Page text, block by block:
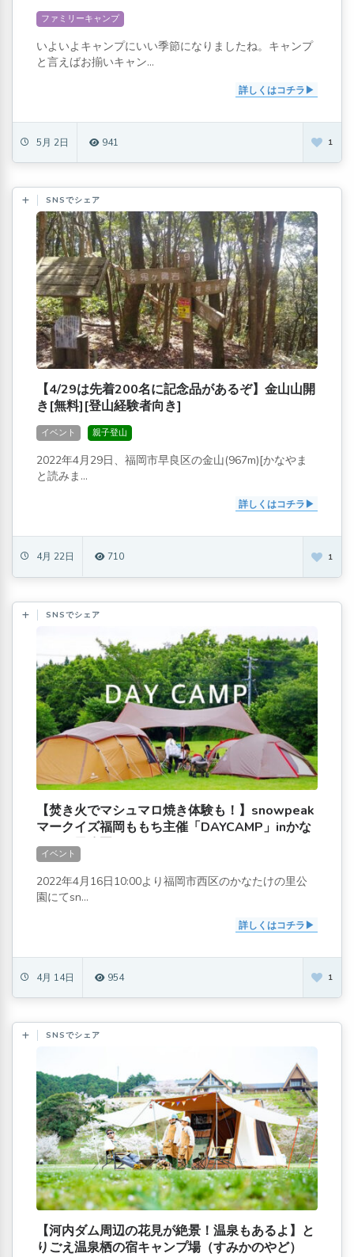
ファミリーキャンプ
いよいよキャンプにいい季節になりましたね。キャンプ
と言えばお揃いキャン...
詳しくはコチラ
5月 2日 941 1
SNSでシェア
【4/29は先着200名に記念品があるぞ】金山山開
き[無料][登山経験者向き]
イベント 親子登山
2022年4月29日、福岡市早良区の金山(967m)[かなやま
と読みま...
詳しくはコチラ
4月 22日 710 1
SNSでシェア
【焚き火でマシュマロ焼き体験も！】snowpeak
マークイズ福岡ももち主催「DAYCAMP」inかな
たけの里公園
イベント
2022年4月16日10:00より福岡市西区のかなたけの里公
園にてsn...
詳しくはコチラ
4月 14日 954 1
SNSでシェア
【河内ダム周辺の花見が絶景！温泉もあるよ】と
りごえ温泉栖の宿キャンプ場（すみかのやど）